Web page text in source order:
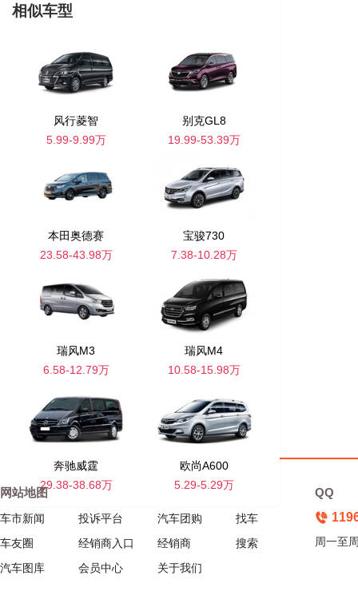
相似车型
风行菱智
5.99-9.99万
别克GL8
19.99-53.39万
本田奥德赛
23.58-43.98万
宝骏730
7.38-10.28万
瑞风M3
6.58-12.79万
瑞风M4
10.58-15.98万
奔驰威霆
29.38-38.68万
欧尚A600
5.29-5.29万
网站地图
车市新闻 投诉平台 汽车团购
找车
车友圈
经销商入口 经销商
搜索
汽车图库
会员中心 关于我们
QQ
周一至